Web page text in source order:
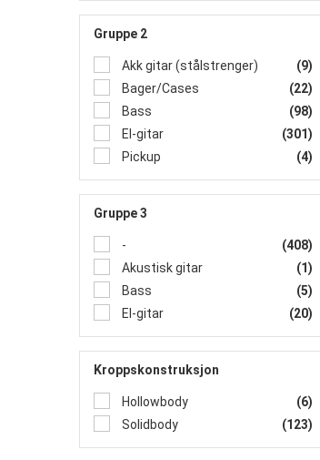
Gruppe 2
Akk gitar (stålstrenger)
(9)
Bager/Cases
(22)
Bass
(98)
El-gitar
(301)
Pickup
(4)
Gruppe 3
-
(408)
Akustisk gitar
(1)
Bass
(5)
El-gitar
(20)
Kroppskonstruksjon
Hollowbody
(6)
Solidbody
(123)